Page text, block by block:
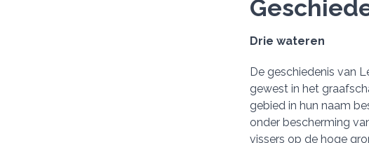
Drie wateren
De geschiedenis van
gewest in het
gebied in hun naam
onder bescherming
vissers op de hoge